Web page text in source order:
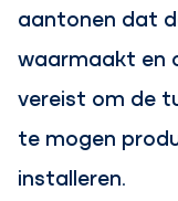
aantonen dat
waarmaakt en
vereist om de
te mogen
installeren.